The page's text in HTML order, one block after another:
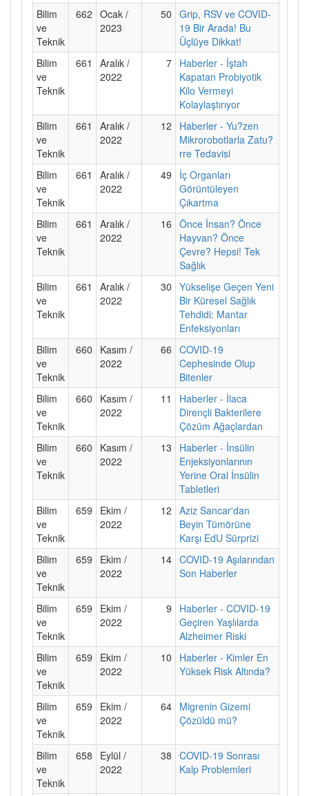
Bilim
ve
Teknik
662 Ocak /
2023
50 Grip, RSV ve COVID-
19 Bir Arada! Bu
Üçlüye Dikkat!
Bilim
ve
Teknik
661
Aralık /
2022
7 Haberler - İştah
Kapatan Probiyotik
Kilo Vermeyi
Kolaylaştırıyor
Bilim
ve
Teknik
661
Aralık /
2022
12
Haberler - Yu?zen
Mikrorobotlarla Zatu?
rre Tedavisi
Bilim
ve
Teknik
661
Aralık /
2022
49
İç Organları
Görüntüleyen
Çıkartma
Bilim
ve
Teknik
661
Aralık /
2022
16 Önce İnsan? Önce
Hayvan? Önce
Çevre? Hepsi! Tek
Sağlık
Bilim
ve
Teknik
661
Aralık /
2022
30 Yükselişe Geçen Yeni
Bir Küresel Sağlık
Tehdidi: Mantar
Enfeksiyonları
Bilim
ve
Teknik
660
Kasım /
2022
66 COVID-19
Cephesinde Olup
Bitenler
Bilim
ve
Teknik
660
Kasım /
2022
11
Haberler - İlaca
Dirençli Bakterilere
Çözüm Ağaçlardan
Bilim
ve
Teknik
660
Kasım /
2022
13
Haberler - İnsülin
Enjeksiyonlarının
Yerine Oral İnsülin
Tabletleri
Bilim
ve
Teknik
659
Ekim /
2022
12 Aziz Sancar'dan
Beyin Tümörüne
Karşı EdU Sürprizi
Bilim
ve
Teknik
659
Ekim /
2022
14 COVID-19 Aşılarından
Son Haberler
Bilim
ve
Teknik
659
Ekim /
2022
9
Haberler - COVID-19
Geçiren Yaşlılarda
Alzheimer Riski
Bilim
ve
Teknik
659
Ekim /
2022
10
Haberler - Kimler En
Yüksek Risk Altında?
Bilim
ve
Teknik
659
Ekim /
2022
64 Migrenin Gizemi
Çözüldü mü?
Bilim
ve
Teknik
658
Eylül /
2022
38 COVID-19 Sonrası
Kalp Problemleri